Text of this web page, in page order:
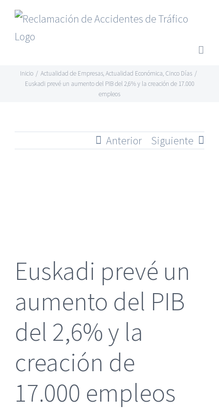
Saltar
contenido
Inicio / Actualidad de Empresas,Actualidad Económica, Cinco Días /
Euskadi prevé un aumento del PIB del 2,6% y la creación de 17.000
empleos
Anterior Siguiente
Euskadi prevé un
aumento del PIB
del 2,6% y la
creación de
17.000 empleos